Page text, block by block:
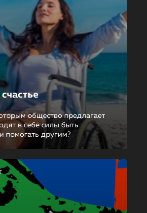
общество предлагает
в себе силы быть
помогать другим?